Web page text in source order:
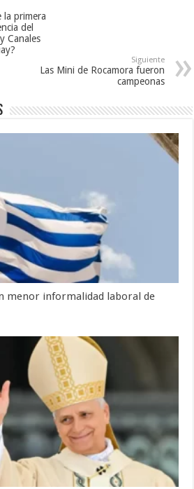
la primera
del
Canales
Siguiente
Las Mini de Rocamora fueron
campeonas
menor informalidad laboral de